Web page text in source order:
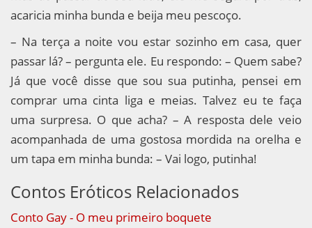
acaricia minha bunda e beija meu pescoço.
– Na terça a noite vou estar sozinho em casa, quer
passar lá? – pergunta ele. Eu respondo: – Quem sabe?
Já que você disse que sou sua putinha, pensei em
comprar uma cinta liga e meias. Talvez eu te faça
uma surpresa. O que acha? – A resposta dele veio
acompanhada de uma gostosa mordida na orelha e
um tapa em minha bunda: – Vai logo, putinha!
Contos Eróticos Relacionados
Conto Gay - O meu primeiro boquete